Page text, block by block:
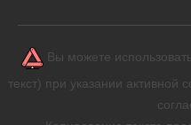
Вы можете
текст) при указании активной